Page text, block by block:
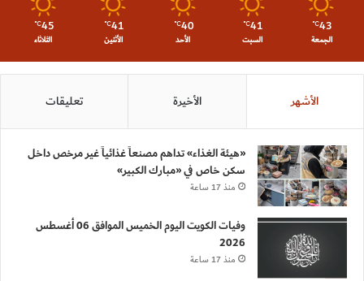
43
℃
الجمعة
41
℃
السبت
40
℃
الأحد
41
℃
الأثنين
45
℃
الثلاثاء
الأشهر الأخيرة تعليقات
«هيئة الغذاء» تداهم مصنعاً غذائياً غير مرخص داخل
سكن خاص في «مبارك الكبير»
منذ 17 ساعة
وفيات الكويت اليوم الخميس الموافق 06 أغسطس
2026
منذ 17 ساعة